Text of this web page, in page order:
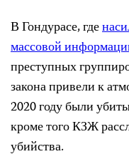
В Гондурасе, где
массовой
преступных
закона привели к
2020 году были
кроме того КЗЖ
убийства.